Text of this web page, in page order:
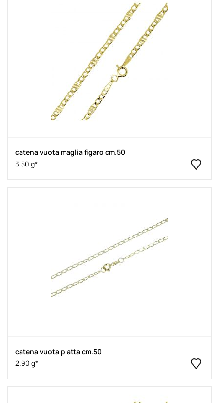
catena vuota maglia figaro cm.50
3.50 g*
catena vuota piatta cm.50
2.90 g*